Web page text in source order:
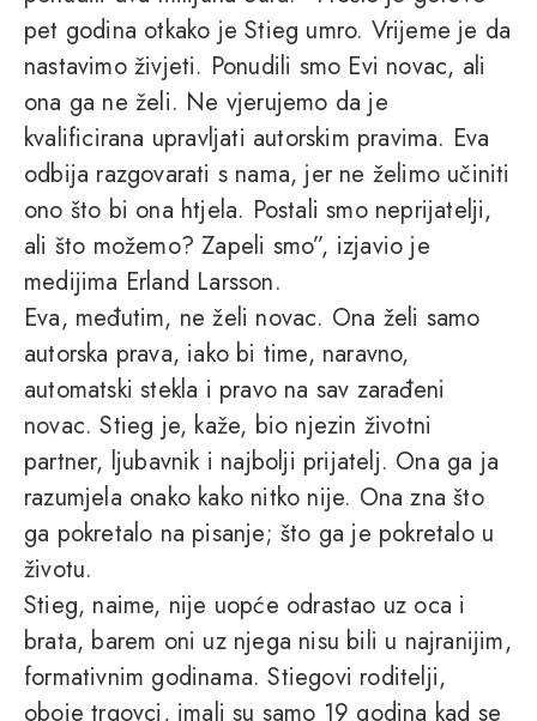
pet godina otkako je Stieg umro. Vrijeme je da
nastavimo živjeti. Ponudili smo Evi novac, ali
ona ga ne želi. Ne vjerujemo da je
kvalificirana upravljati autorskim pravima. Eva
odbija razgovarati s nama, jer ne želimo učiniti
ono što bi ona htjela. Postali smo neprijatelji,
ali što možemo? Zapeli smo”, izjavio je
medijima Erland Larsson.
Eva, međutim, ne želi novac. Ona želi samo
autorska prava, iako bi time, naravno,
automatski stekla i pravo na sav zarađeni
novac. Stieg je, kaže, bio njezin životni
partner, ljubavnik i najbolji prijatelj. Ona ga ja
razumjela onako kako nitko nije. Ona zna što
ga pokretalo na pisanje; što ga je pokretalo u
životu.
Stieg, naime, nije uopće odrastao uz oca i
brata, barem oni uz njega nisu bili u najranijim,
formativnim godinama. Stiegovi roditelji,
oboje trgovci, imali su samo 19 godina kad se